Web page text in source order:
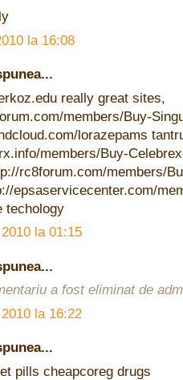
la 16:08
really great sites,
members/Buy-
lorazepams
members/Buy-
rc8forum.com/members/
epsaservicecenter.com/
techology
la 01:15
a fost eliminat de
la 16:22
pills cheapcoreg drugs